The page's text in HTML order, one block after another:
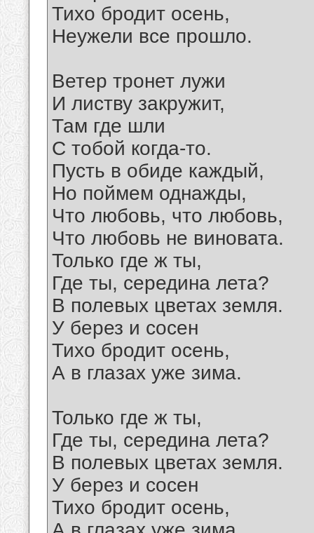
Тихо бродит осень,
Неужели все прошло.
Ветер тронет лужи
И листву закружит,
Там где шли
С тобой когда-то.
Пусть в обиде каждый,
Но поймем однажды,
Что любовь, что любовь,
Что любовь не виновата.
Только где ж ты,
Где ты, середина лета?
В полевых цветах земля.
У берез и сосен
Тихо бродит осень,
А в глазах уже зима.
Только где ж ты,
Где ты, середина лета?
В полевых цветах земля.
У берез и сосен
Тихо бродит осень,